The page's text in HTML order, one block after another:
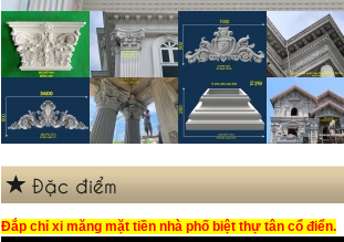
Đặc điểm
Đắp chỉ xi măng mặt tiền nhà phố biệt thự tân cổ điển.